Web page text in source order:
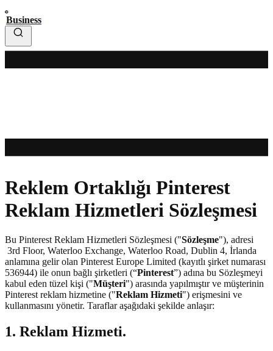
Business
Reklem Ortaklığı Pinterest
Reklam Hizmetleri Sözleşmesi
Bu Pinterest Reklam Hizmetleri Sözleşmesi ("Sözleşme"), adresi
3rd Floor, Waterloo Exchange, Waterloo Road, Dublin 4, İrlanda
anlamına gelir olan Pinterest Europe Limited (kayıtlı şirket numarası
536944) ile onun bağlı şirketleri (“Pinterest”) adına bu Sözleşmeyi
kabul eden tüzel kişi ("Müşteri") arasında yapılmıştır ve müşterinin
Pinterest reklam hizmetine ("Reklam Hizmeti") erişmesini ve
kullanmasını yönetir. Taraflar aşağıdaki şekilde anlaşır:
1. Reklam Hizmeti.